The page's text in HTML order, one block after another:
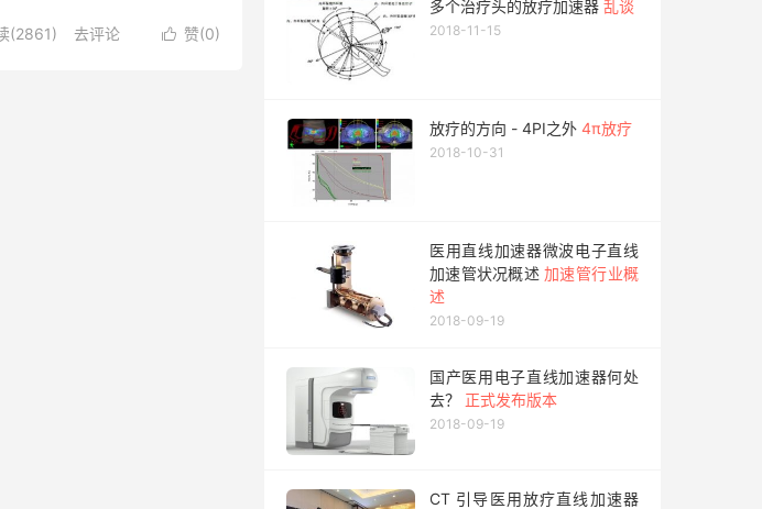
 赞(0)
(2861) 去评论
多个治疗头的放疗加速器 乱谈
2018-11-15
放疗的方向 - 4PI之外 4π放疗
2018-10-31
医用直线加速器微波电子直线
加速管状况概述 加速管行业概
述
2018-09-19
国产医用电子直线加速器何处
去？ 正式发布版本
2018-09-19
CT 引导医用放疗直线加速器